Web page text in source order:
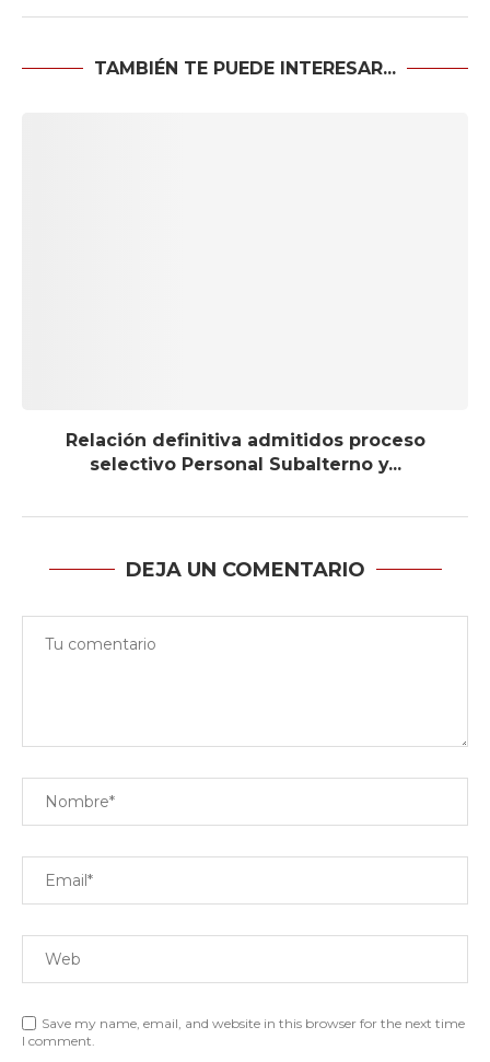
TAMBIÉN TE PUEDE INTERESAR...
Relación definitiva admitidos proceso
selectivo Personal Subalterno y...
DEJA UN COMENTARIO
Save my name, email, and website in this browser for the next time
I comment.